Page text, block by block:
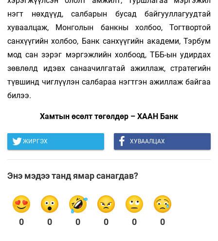
нэгт нөхдүүд, салбарын бусад байгууллагуудтай
хуваалцаж, Монголын банкны холбоо, Тогтвортой
санхүүгийн холбоо, Банк санхүүгийн академи, Тэрбум
мод сан зэрэг мэргэжлийн холбоод, ТББ-ын удирдах
зөвлөлд идэвх санаачилгатай ажиллаж, стратегийн
түвшинд чиглүүлэн салбараа нэгтгэн ажиллаж байгаа
билээ.
Хамтын өсөлт төгөлдөр – ХААН Банк
ЖИРГЭХ ХУВААЛЦАХ
Энэ мэдээ танд ямар санагдав?
0 0 0 0 0 0